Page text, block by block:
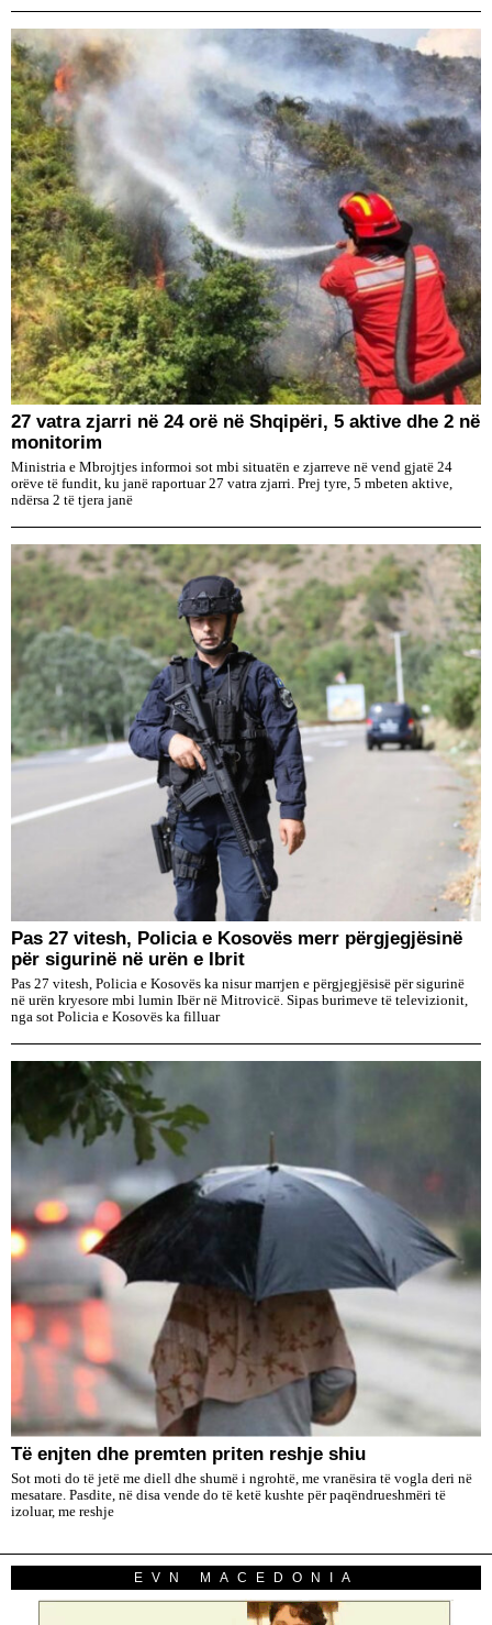
27 vatra zjarri në 24 orë në Shqipëri, 5 aktive dhe 2 në
monitorim
Ministria e Mbrojtjes informoi sot mbi situatën e zjarreve në vend gjatë 24
orëve të fundit, ku janë raportuar 27 vatra zjarri. Prej tyre, 5 mbeten aktive,
ndërsa 2 të tjera janë
Pas 27 vitesh, Policia e Kosovës merr përgjegjësinë
për sigurinë në urën e Ibrit
Pas 27 vitesh, Policia e Kosovës ka nisur marrjen e përgjegjësisë për sigurinë
në urën kryesore mbi lumin Ibër në Mitrovicë. Sipas burimeve të televizionit,
nga sot Policia e Kosovës ka filluar
Të enjten dhe premten priten reshje shiu
Sot moti do të jetë me diell dhe shumë i ngrohtë, me vranësira të vogla deri në
mesatare. Pasdite, në disa vende do të ketë kushte për paqëndrueshmëri të
izoluar, me reshje
EVN MACEDONIA